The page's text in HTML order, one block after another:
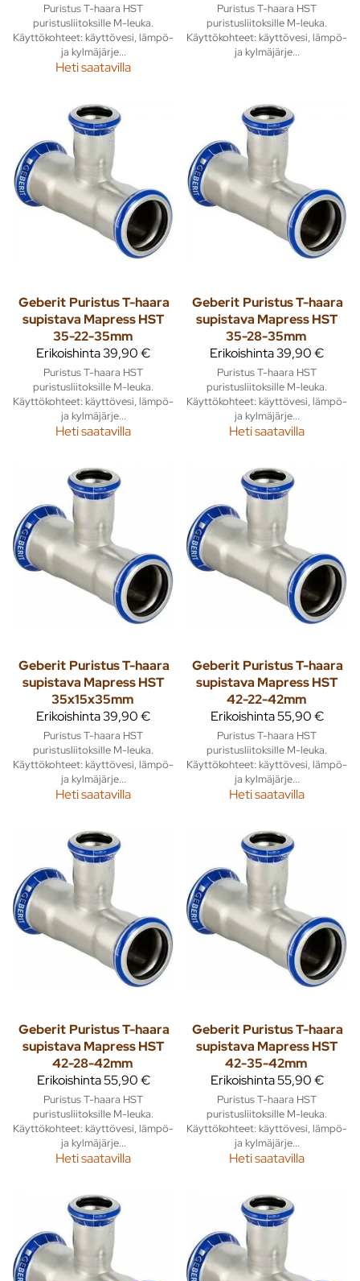
Puristus T-haara HST
puristusliitoksille M-leuka.
Käyttökohteet: käyttövesi, lämpö-
ja kylmäjärje...
Heti saatavilla
Puristus T-haara HST
puristusliitoksille M-leuka.
Käyttökohteet: käyttövesi, lämpö-
ja kylmäjärje...
Geberit Puristus T-haara
supistava Mapress HST
35-22-35mm
Erikoishinta39,90 €
Puristus T-haara HST
puristusliitoksille M-leuka.
Käyttökohteet: käyttövesi, lämpö-
ja kylmäjärje...
Heti saatavilla
Geberit Puristus T-haara
supistava Mapress HST
35-28-35mm
Erikoishinta39,90 €
Puristus T-haara HST
puristusliitoksille M-leuka.
Käyttökohteet: käyttövesi, lämpö-
ja kylmäjärje...
Heti saatavilla
Geberit Puristus T-haara
supistava Mapress HST
35x15x35mm
Erikoishinta39,90 €
Puristus T-haara HST
puristusliitoksille M-leuka.
Käyttökohteet: käyttövesi, lämpö-
ja kylmäjärje...
Heti saatavilla
Geberit Puristus T-haara
supistava Mapress HST
42-22-42mm
Erikoishinta55,90 €
Puristus T-haara HST
puristusliitoksille M-leuka.
Käyttökohteet: käyttövesi, lämpö-
ja kylmäjärje...
Heti saatavilla
Geberit Puristus T-haara
supistava Mapress HST
42-28-42mm
Erikoishinta55,90 €
Puristus T-haara HST
puristusliitoksille M-leuka.
Käyttökohteet: käyttövesi, lämpö-
ja kylmäjärje...
Heti saatavilla
Geberit Puristus T-haara
supistava Mapress HST
42-35-42mm
Erikoishinta55,90 €
Puristus T-haara HST
puristusliitoksille M-leuka.
Käyttökohteet: käyttövesi, lämpö-
ja kylmäjärje...
Heti saatavilla